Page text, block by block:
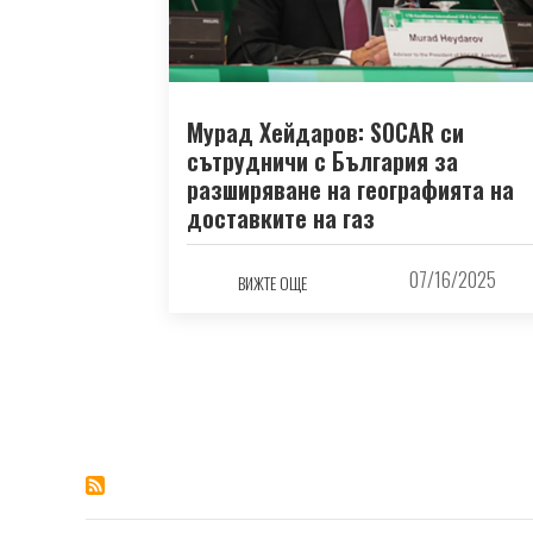
Мурад Хейдаров: SOCAR си
сътрудничи с България за
разширяване на географията на
доставките на газ
ВИЖТЕ ОЩЕ 07/16/2025